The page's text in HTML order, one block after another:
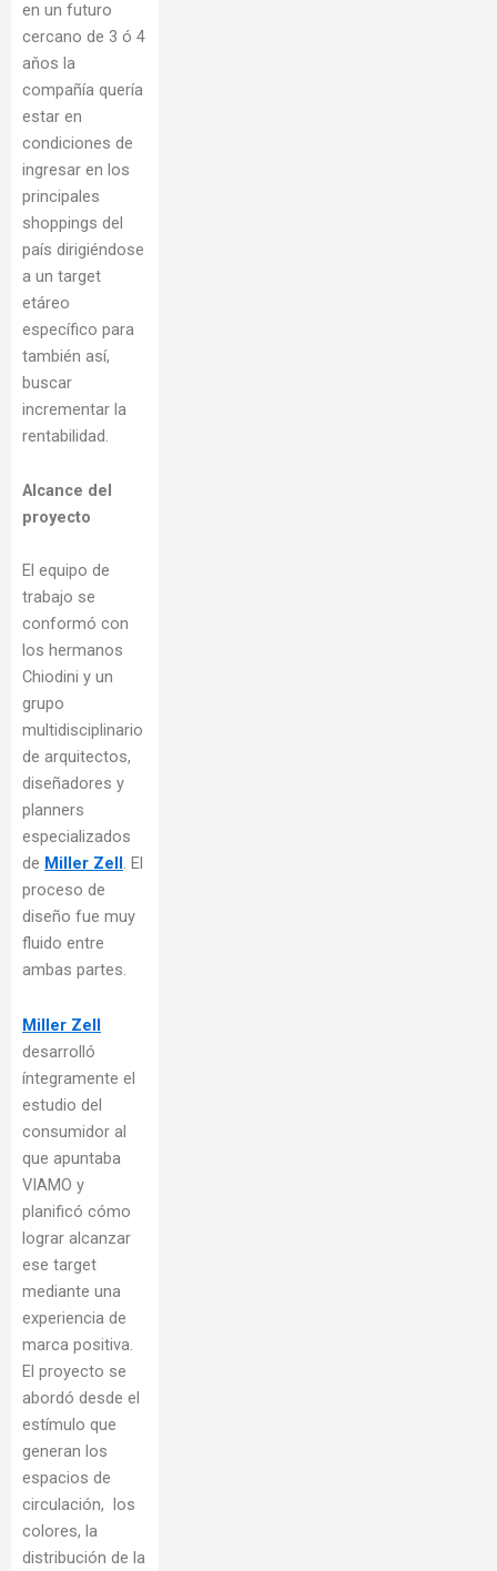
en un futuro
cercano de 3 ó 4
aňos la
compañía quería
estar en
condiciones de
ingresar en los
principales
shoppings del
país dirigiéndose
a un target
etáreo
específico para
también así,
buscar
incrementar la
rentabilidad.
Alcance del
proyecto
El equipo de
trabajo se
conformó con
los hermanos
Chiodini y un
grupo
multidisciplinario
de arquitectos,
diseñadores y
planners
especializados
de Miller Zell. El
proceso de
diseño fue muy
fluido entre
ambas partes.
Miller Zell
desarrolló
íntegramente el
estudio del
consumidor al
que apuntaba
VIAMO y
planificó cómo
lograr alcanzar
ese target
mediante una
experiencia de
marca positiva.
El proyecto se
abordó desde el
estímulo que
generan los
espacios de
circulación, los
colores, la
distribución de la